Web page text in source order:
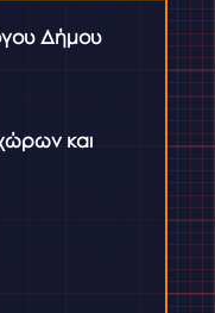
Δήμου
και